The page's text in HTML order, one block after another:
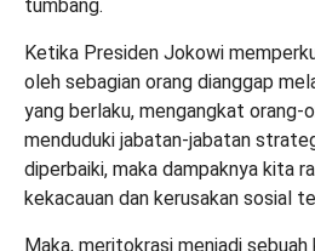
tumbang.
Ketika Presiden Jokowi
oleh sebagian orang dianggap
yang berlaku, mengangkat orang-
menduduki jabatan-jabatan
diperbaiki, maka dampaknya kita
kekacauan dan kerusakan sosial
Maka, meritokrasi menjadi